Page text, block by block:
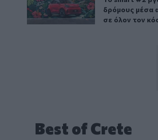
δρόμους μέσα
σε όλον τον
Best of Crete